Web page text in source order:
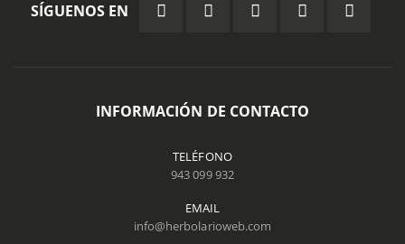
SÍGUENOS EN
INFORMACIÓN DE CONTACTO
TELÉFONO
943 099 932
EMAIL
info@herbolarioweb.com